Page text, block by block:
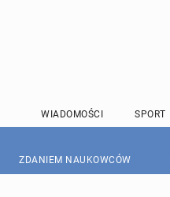
WIADOMOŚCI SPORT
ZDANIEM NAUKOWCÓW